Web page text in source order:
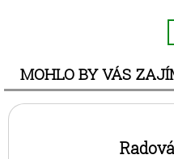
Kosíci
Slavíčci
MOHLO BY VÁS